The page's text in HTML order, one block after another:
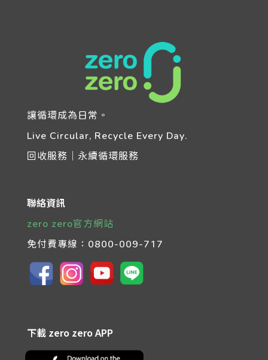
讓循環成為日常。
Live Circular, Recycle Every Day.
回收服務｜永續循環服務
聯絡資訊
zero zero官方網站
免付費專線： 0800-009-717
下載 zero zero APP